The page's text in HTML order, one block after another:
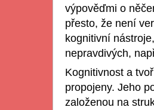
výpověďmi o
přesto, že není
kognitivní
nepravdivých,
Kognitivnost a
propojeny. Jeho
založenou na